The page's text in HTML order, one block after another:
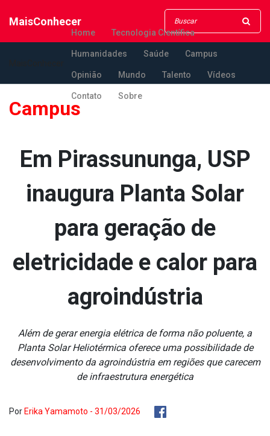
MaisConhecer
Home Tecnologia Científica
Humanidades Saúde Campus
Opinião Mundo Talento Vídeos
Contato Sobre
Campus
Em Pirassununga, USP
inaugura Planta Solar
para geração de
eletricidade e calor para
agroindústria
Além de gerar energia elétrica de forma não poluente, a
Planta Solar Heliotérmica oferece uma possibilidade de
desenvolvimento da agroindústria em regiões que carecem
de infraestrutura energética
Por Erika Yamamoto - 31/03/2026